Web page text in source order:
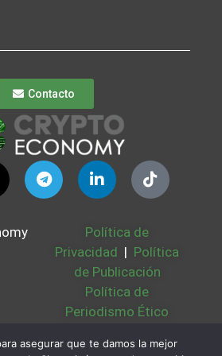
Contacto
Política de
Privacidad | Política
de Publicación
Política de
Periodismo Ético
Bases Legales |
asegurar que te damos la mejor